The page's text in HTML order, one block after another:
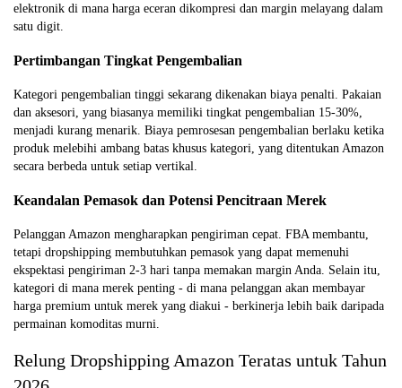
elektronik di mana harga eceran dikompresi dan margin melayang dalam
satu digit.
Pertimbangan Tingkat Pengembalian
Kategori pengembalian tinggi sekarang dikenakan biaya penalti. Pakaian
dan aksesori, yang biasanya memiliki tingkat pengembalian 15-30%,
menjadi kurang menarik. Biaya pemrosesan pengembalian berlaku ketika
produk melebihi ambang batas khusus kategori, yang ditentukan Amazon
secara berbeda untuk setiap vertikal.
Keandalan Pemasok dan Potensi Pencitraan Merek
Pelanggan Amazon mengharapkan pengiriman cepat. FBA membantu,
tetapi dropshipping membutuhkan pemasok yang dapat memenuhi
ekspektasi pengiriman 2-3 hari tanpa memakan margin Anda. Selain itu,
kategori di mana merek penting - di mana pelanggan akan membayar
harga premium untuk merek yang diakui - berkinerja lebih baik daripada
permainan komoditas murni.
Relung Dropshipping Amazon Teratas untuk Tahun